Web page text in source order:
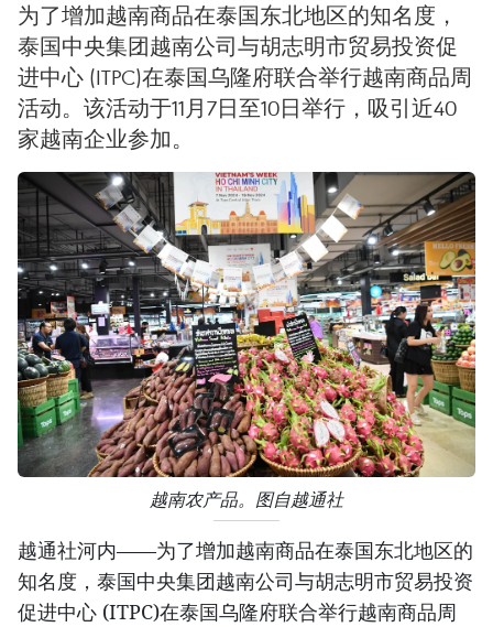
为了增加越南商品在泰国东北地区的知名度，
泰国中央集团越南公司与胡志明市贸易投资促
进中心 (ITPC)在泰国乌隆府联合举行越南商品周
活动。该活动于11月7日至10日举行，吸引近40
家越南企业参加。
越南农产品。图自越通社
越通社河内——为了增加越南商品在泰国东北地区的
知名度，泰国中央集团越南公司与胡志明市贸易投资
促进中心 (ITPC)在泰国乌隆府联合举行越南商品周